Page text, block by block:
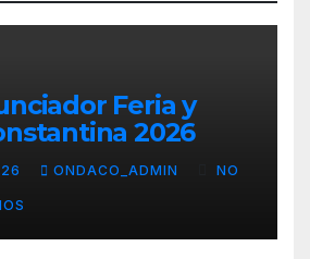
Feria y
2026
ONDACO_ADMIN NO